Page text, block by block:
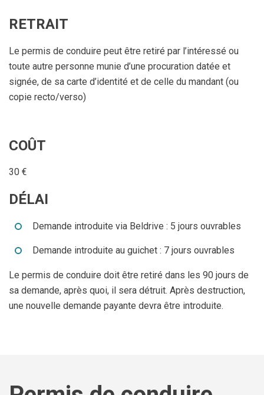
RETRAIT
Le permis de conduire peut être retiré par l’intéressé ou
toute autre personne munie d’une procuration datée et
signée, de sa carte d’identité et de celle du mandant (ou
copie recto/verso)
COÛT
30 €
DÉLAI
Demande introduite via Beldrive : 5 jours ouvrables
Demande introduite au guichet : 7 jours ouvrables
Le permis de conduire doit être retiré dans les 90 jours de
sa demande, après quoi, il sera détruit. Après destruction,
une nouvelle demande payante devra être introduite.